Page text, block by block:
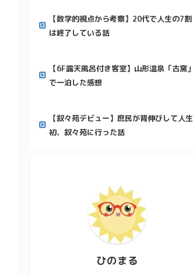
【数学的視点から考察】20代で人生の7割
は終了している話
【6F露天風呂付き客室】山形温泉「古窯」
で一泊した感想
【叙々苑デビュー】庶民が背伸びして人生
初、叙々苑に行った話
ひのまる